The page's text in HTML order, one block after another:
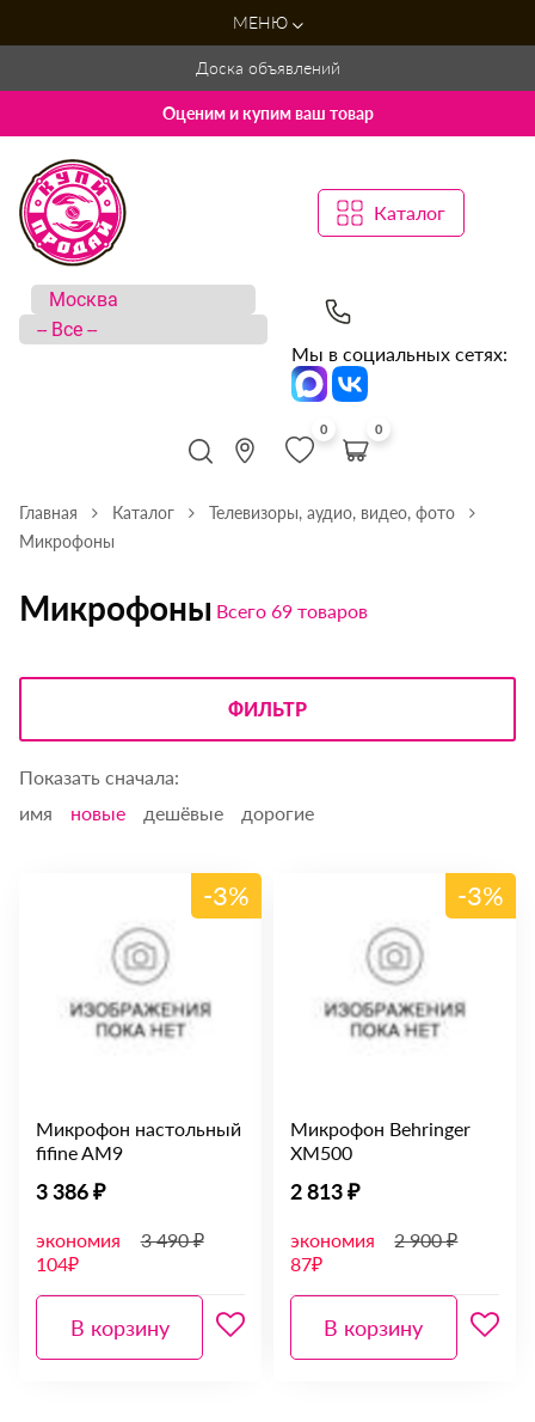
МЕНЮ
Доска объявлений
Оценим и купим ваш товар
Каталог
Мы в социальных сетях:
0 0
Главная Каталог
Телевизоры, аудио, видео, фото
Микрофоны
Микрофоны Всего 69 товаров
ФИЛЬТР
Показать сначала:
имя
новые дешёвые дорогие
-3%
Микрофон настольный
fifine AM9
3 386 ₽
экономия
104₽
3 490 ₽
В корзину
-3%
Микрофон Behringer
XM500
2 813 ₽
экономия
87₽
2 900 ₽
В корзину